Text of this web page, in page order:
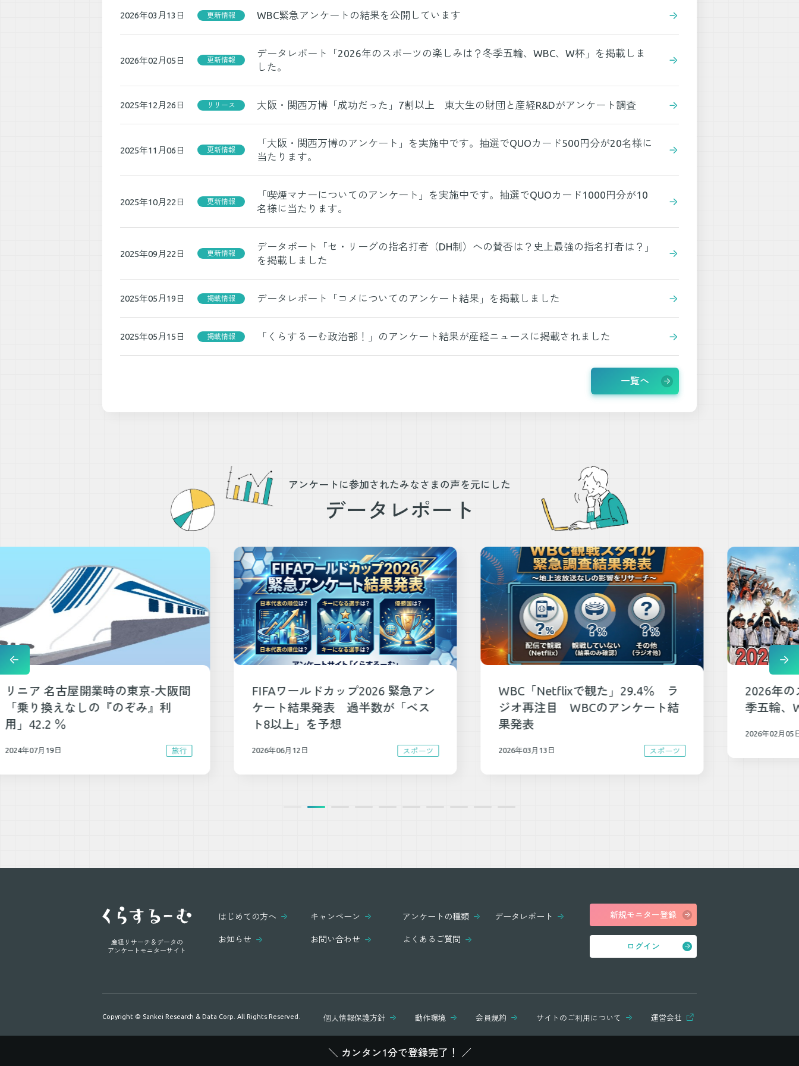
カンタン1分で登録完了！
2026年03月13日 更新情報 WBC緊急アンケートの結果を公開しています
2026年02月05日 更新情報
データレポート「2026年のスポーツの楽しみは？冬季五輪、WBC、W杯」を掲載しま
した。
2025年12月26日 リリース 大阪・関西万博「成功だった」7割以上 東大生の財団と産経R&Dがアンケート調査
2025年11月06日 更新情報
「大阪・関西万博のアンケート」を実施中です。抽選でQUOカード500円分が20名様に
当たります。
2025年10月22日 更新情報
「喫煙マナーについてのアンケート」を実施中です。抽選でQUOカード1000円分が10
名様に当たります。
2025年09月22日 更新情報
データポート「セ・リーグの指名打者（DH制）への賛否は？史上最強の指名打者は？」
を掲載しました
2025年05月19日 掲載情報 データレポート「コメについてのアンケート結果」を掲載しました
2025年05月15日 掲載情報 「くらするーむ政治部！」のアンケート結果が産経ニュースに掲載されました
一覧へ
アンケートに参加されたみなさまの声を元にした
データレポート
FIFAワールドカップ2026 緊急アン
ケート結果発表 過半数が「ベス
ト8以上」を予想
2026年06月12日
WBC「Netflixで観た」29.4％ ラ
ジオ再注目 WBCのアンケート結
果発表
2026年03月13日
2026年のスポーツの楽しみは？冬
季五輪、WBC、W杯
産経リサーチ＆データの
アンケートモニターサイト
はじめての方へ キャンペーン アンケートの種類 データレポート
お知らせ お問い合わせ よくあるご質問
新規モニター登録
ログイン
Copyright © Sankei Research & Data Corp. All Rights Reserved. 個人情報保護方針 動作環境 会員規約 サイトのご利用について 運営会社